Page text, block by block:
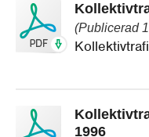
(Publicerad
1996